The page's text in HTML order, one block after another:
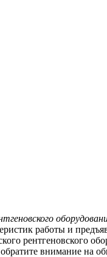
работы и
рентгеновского
внимание на